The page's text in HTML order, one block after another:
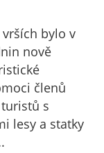
bylo v
nově
členů
s
lesy a statky